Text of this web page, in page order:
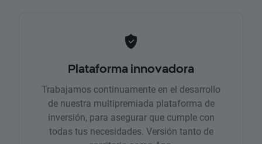
Plataforma innovadora
Trabajamos continuamente en el desarrollo
de nuestra multipremiada plataforma de
inversión, para asegurar que cumple con
todas tus necesidades. Versión tanto de